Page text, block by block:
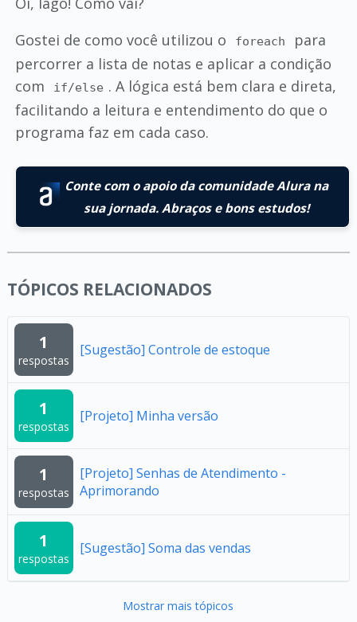
Gostei de como você utilizou o
foreach
para
percorrer a lista de notas e aplicar a condição
com
if/else . A lógica está bem clara e direta,
facilitando a leitura e entendimento do que o
programa faz em cada caso.
Conte com o apoio da comunidade Alura na
sua jornada. Abraços e bons estudos!
TÓPICOS RELACIONADOS
1
respostas
[Sugestão] Controle de estoque
1
respostas
[Projeto] Minha versão
1
respostas
[Projeto] Senhas de Atendimento -
Aprimorando
1
respostas
[Sugestão] Soma das vendas
Mostrar mais tópicos